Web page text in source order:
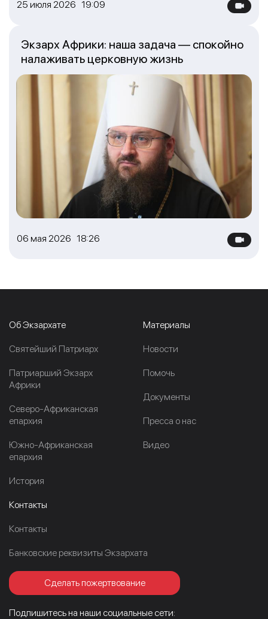
25 июля 2026 19:09
06 мая 2026 18:26
Экзарх Африки: наша задача — спокойно
налаживать церковную жизнь
Об Экзархате
Cвятейший Патриарх
Патриарший Экзарх
Африки
Северо-Африканская
епархия
Южно-Африканская
епархия
История
Материалы
Новости
Помочь
Документы
Пресса о нас
Видео
Контакты
Контакты
Банковские реквизиты Экзархата
Сделать пожертвование
Подпишитесь на наши социальные сети: